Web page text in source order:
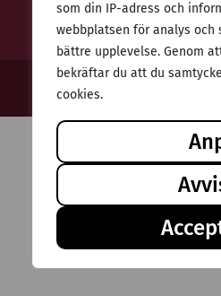
som din IP-adress och
webbplatsen för analys
bättre upplevelse. Genom
bekräftar du att du
cookies.
© Stiftelsen